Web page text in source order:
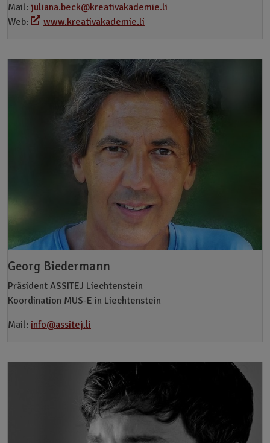
Mail: juliana.beck@kreativakademie.li
Web:
www.kreativakademie.li
Georg Biedermann
Präsident ASSITEJ Liechtenstein
Koordination MUS-E in Liechtenstein
Mail: info@assitej.li